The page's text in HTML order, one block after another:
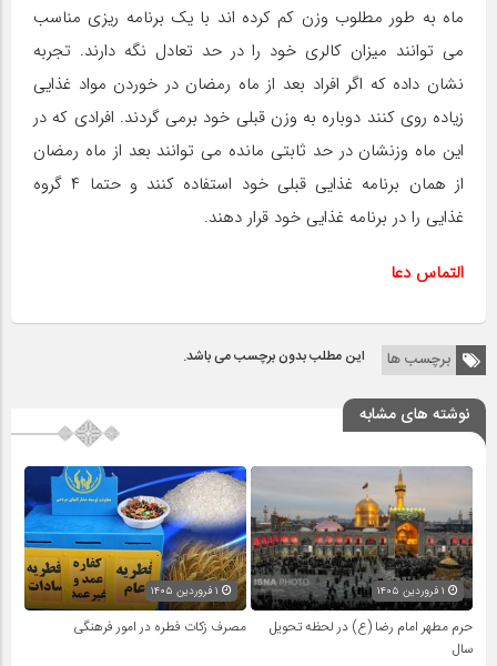
ماه به طور مطلوب وزن کم کرده اند با یک برنامه ریزی مناسب
می توانند میزان کالری خود را در حد تعادل نگه دارند. تجربه
نشان داده که اگر افراد بعد از ماه رمضان در خوردن مواد غذایی
زیاده روی کنند دوباره به وزن قبلی خود برمی گردند. افرادی که در
این ماه وزنشان در حد ثابتی مانده می توانند بعد از ماه رمضان
از همان برنامه غذایی قبلی خود استفاده کنند و حتما ۴ گروه
غذایی را در برنامه غذایی خود قرار دهند.
التماس دعا
برچسب ها این مطلب بدون برچسب می باشد.
نوشته های مشابه
حرم مطهر امام رضا (ع) در لحظه تحویل
سال
مصرف زکات فطره در امور فرهنگی